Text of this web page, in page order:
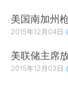
美国南加州
2015年12月04日
美联储主席
2015年12月03日